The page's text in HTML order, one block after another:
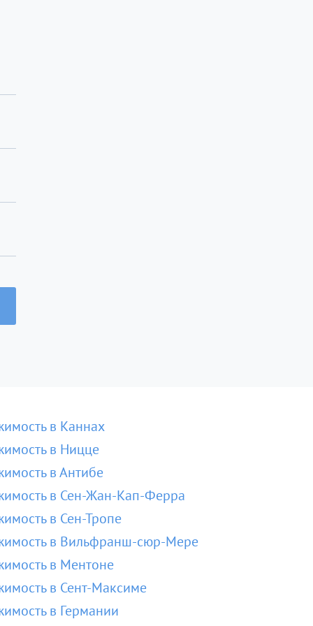
в Каннах
в Ницце
в Антибе
в Сен-Жан-Кап-Ферра
в Сен-Тропе
в Вильфранш-сюр-Мере
в Ментоне
в Сент-Максиме
в Германии